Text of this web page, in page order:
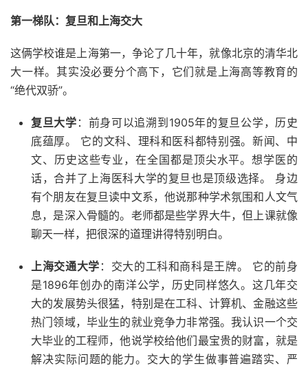
第一梯队：复旦和上海交大
这俩学校谁是上海第一，争论了几十年，就像北京的清华北
大一样。其实没必要分个高下，它们就是上海高等教育的
“绝代双骄”。
复旦大学 ：前身可以追溯到1905年的复旦公学，历史
底蕴厚。 它的文科、理科和医科都特别强。新闻、中
文、历史这些专业，在全国都是顶尖水平。想学医的
话，合并了上海医科大学的复旦也是顶级选择。 身边
有个朋友在复旦读中文系，他说那种学术氛围和人文气
息，是深入骨髓的。老师都是些学界大牛，但上课就像
聊天一样，把很深的道理讲得特别明白。
上海交通大学 ：交大的工科和商科是王牌。 它的前身
是1896年创办的南洋公学，历史同样悠久。这几年交
大的发展势头很猛，特别是在工科、计算机、金融这些
热门领域，毕业生的就业竞争力非常强。我认识一个交
大毕业的工程师，他说学校给他们最宝贵的财富，就是
解决实际问题的能力。交大的学生做事普遍踏实、严